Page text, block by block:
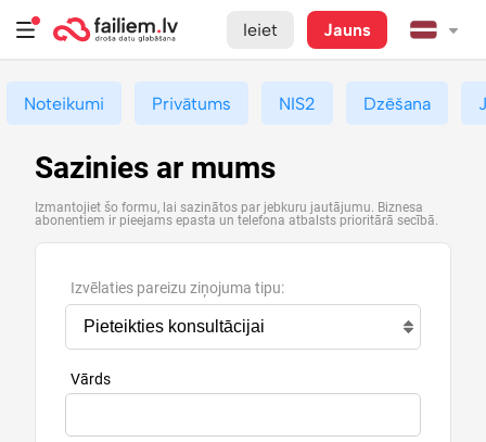
Ieiet Jauns
Noteikumi Privātums NIS2 Dzēšana
Sazinies ar mums
Izmantojiet šo formu, lai sazinātos par jebkuru jautājumu. Biznesa
abonentiem ir pieejams epasta un telefona atbalsts prioritārā secībā.
Izvēlaties pareizu ziņojuma tipu:
Vārds